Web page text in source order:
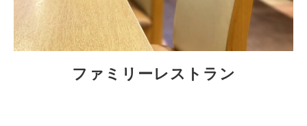
ファミリーレストラン